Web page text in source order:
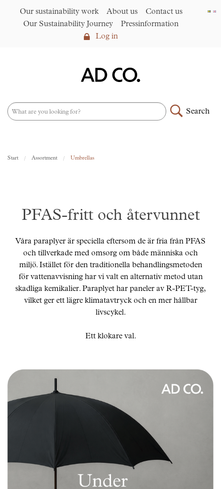
Our sustainability work About us
Contact us
Our Sustainability Journey
Pressinformation
Log in
Search
Start Assortment Umbrellas
PFAS-fritt och återvunnet
Våra paraplyer är speciella eftersom de är fria från PFAS
och tillverkade med omsorg om både människa och
miljö. Istället för den traditionella behandlingsmetoden
för vattenavvisning har vi valt en alternativ metod utan
skadliga kemikalier. Paraplyet har paneler av R-PET-tyg,
vilket ger ett lägre klimatavtryck och en mer hållbar
livscykel.
Ett klokare val.
Log in
Our sustainability work
made from R-PET fabric
Our Sustainability Journey
Special offer ►
Pressinformation
Log in